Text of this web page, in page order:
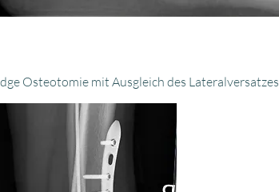
Osteotomie mit Ausgleich des Lateralversatzes